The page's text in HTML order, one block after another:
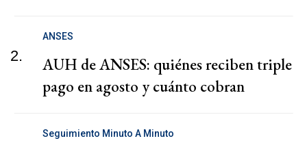
2.
ANSES
AUH de ANSES: quiénes reciben triple
pago en agosto y cuánto cobran
Seguimiento Minuto A Minuto